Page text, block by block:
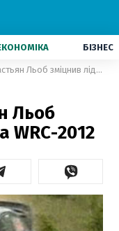
БІЗНЕС
Перегони: Себастьян Льоб зміцнив лідерство на WRC-2012
Льоб
WRC-2012